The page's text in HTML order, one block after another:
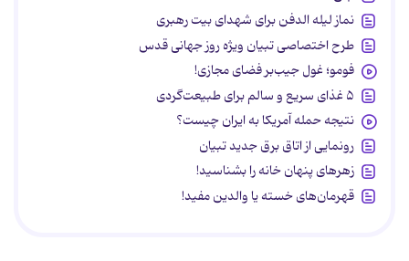
نماز لیله الدفن برای شهدای بیت رهبری
طرح اختصاصی تبیان ویژه روز جهانی قدس
فومو؛ غول جیب‌بر فضای مجازی!
۵ غذای سریع و سالم برای طبیعت‌گردی
نتیجه حمله آمریکا به ایران چیست؟
رونمایی از اتاق برق جدید تبیان
زهرهای پنهان خانه را بشناسید!
قهرمان‌های خسته یا والدین مفید!